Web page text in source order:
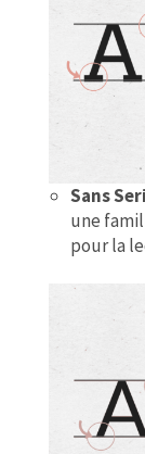
Sans
une
pour la